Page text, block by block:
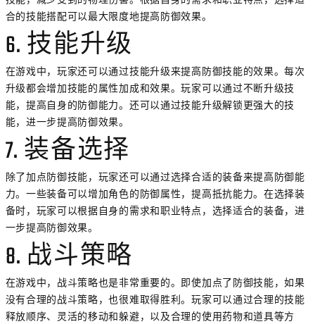
合的技能搭配可以最大限度地提高防御效果。
6. 技能升级
在游戏中，玩家还可以通过技能升级来提高防御技能的效果。每次
升级都会增加技能的属性加成和效果。玩家可以通过不断升级技
能，提高自身的防御能力。还可以通过技能升级解锁更强大的技
能，进一步提高防御效果。
7. 装备选择
除了加点防御技能，玩家还可以通过选择合适的装备来提高防御能
力。一些装备可以增加角色的防御属性，提高抵抗能力。在选择装
备时，玩家可以根据自身的需求和职业特点，选择适合的装备，进
一步提高防御效果。
8. 战斗策略
在游戏中，战斗策略也是非常重要的。即使加点了防御技能，如果
没有合理的战斗策略，也很难取得胜利。玩家可以通过合理的技能
释放顺序、灵活的移动和躲避，以及合理的使用药物和道具等方